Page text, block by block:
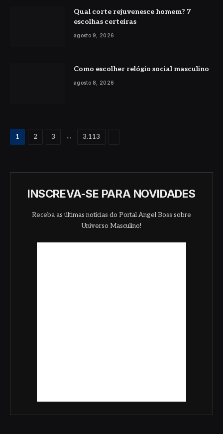
Qual corte rejuvenesce homem? 7
escolhas certeiras
agosto 9, 2026
Como escolher relógio social masculino
agosto 8, 2026
1 2 3 ... 3.113
INSCREVA-SE PARA NOVIDADES
Receba as últimas notícias do Portal Angel Boss sobre
Universo Masculino!